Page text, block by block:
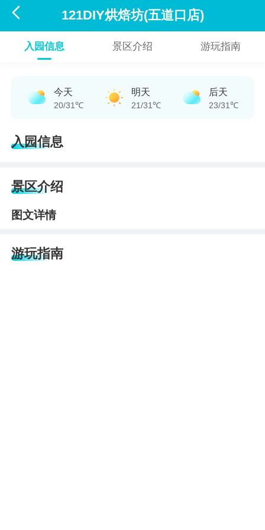
 121DIY烘焙坊(五道口店)
入园信息 景区介绍 游玩指南
今天
20/31℃
明天
21/31℃
后天
23/31℃
入园信息
景区介绍
图文详情
游玩指南